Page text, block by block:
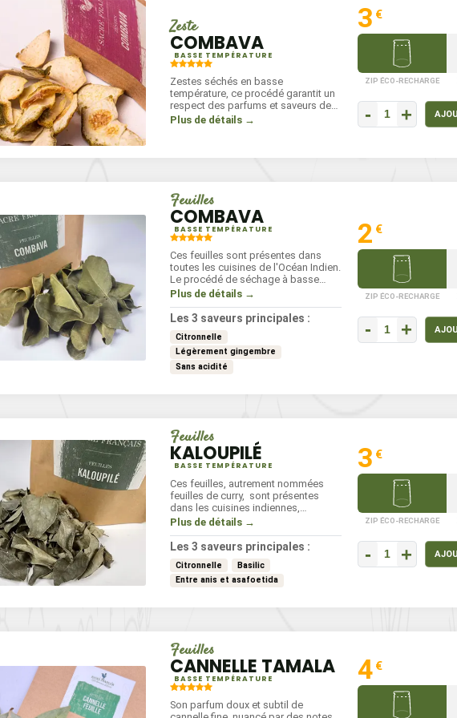
FRANCE
PIMENT CAYENNE Vrais Poivres
POIVRE BLANC MADAGASCAR
MADAGASCAR
Zeste
COMBAVA
BASSE TEMPÉRATURE
Zestes séchés en basse
température, ce procédé garantit un
respect des parfums et saveurs de
cet agrume particulier. À réhydrater
Plus de détails →
3 €
ZIP ÉCO-RECHARGE
- +
Feuilles
COMBAVA
BASSE TEMPÉRATURE
Ces feuilles sont présentes dans
toutes les cuisines de l'Océan Indien.
Le procédé de séchage à basse
température permet de garder les
frippé incontournable. Elles
s'utilisent dans de nombreux plats
en sauce.
Plus de détails →
Les 3 saveurs principales :
Citronnelle
Légèrement gingembre
Sans acidité
2 €
ZIP ÉCO-RECHARGE
- +
Feuilles
KALOUPILÉ
BASSE TEMPÉRATURE
Ces feuilles, autrement nommées
feuilles de curry, sont présentes
dans les cuisines indiennes,
malgaches et réunionnaises. Elles
nombreux currys.
Plus de détails →
Les 3 saveurs principales :
Citronnelle
Basilic
Entre anis et asafoetida
3 €
ZIP ÉCO-RECHARGE
- +
Feuilles
CANNELLE TAMALA
BASSE TEMPÉRATURE
Son parfum doux et subtil de
4 €